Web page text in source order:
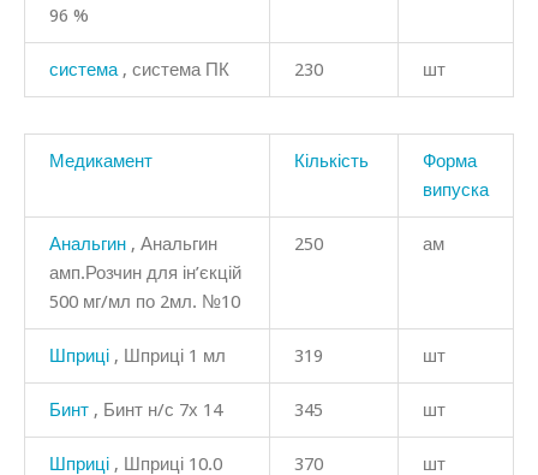
96 %
система , система ПК 230 шт
Медикамент Кількість
Форма
випуска
Анальгин , Анальгин
амп.Розчин для ін’єкцій
500 мг/мл по 2мл. №10
250 ам
Шприці , Шприці 1 мл 319 шт
Бинт , Бинт н/с 7х 14 345 шт
Шприці , Шприці 10.0 370 шт